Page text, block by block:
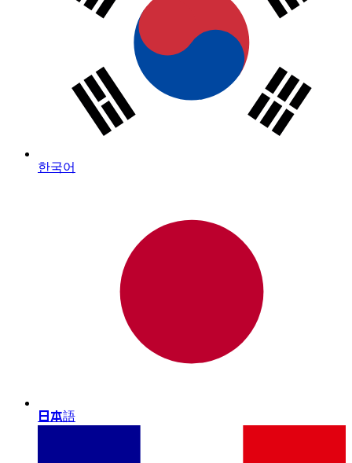
한국어
日本語